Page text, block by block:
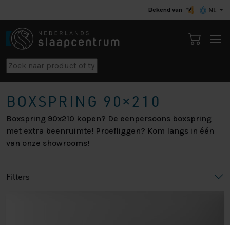
Bekend van NL
BOXSPRING 90×210
Boxspring 90x210 kopen? De eenpersoons boxspring
met extra beenruimte! Proefliggen? Kom langs in één
van onze showrooms!
Filters